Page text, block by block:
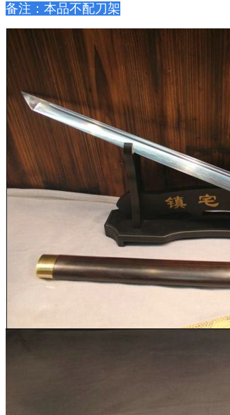
备注：本品不配刀架